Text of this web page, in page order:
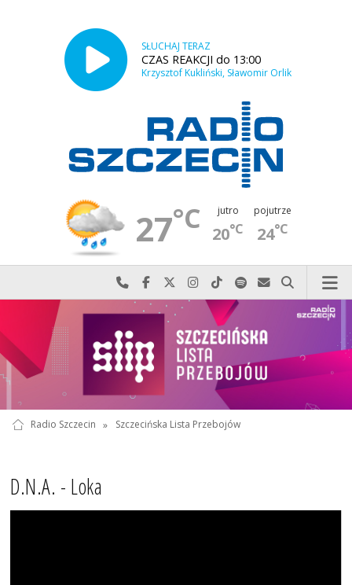
SŁUCHAJ TERAZ
CZAS REAKCJI do 13:00
Krzysztof Kukliński, Sławomir Orlik
27°C jutro
20°C
pojutrze
24°C
Najlepiej po prostu do nas zadzwoń
Odwiedź nas na Facebook-u
Odwiedź nas na X
Odwiedź nas na Instagram-ie
Odwiedź nas na TikTok-u
Szukaj nas na Spotify
Wyślij do nas
Szukaj
Radio Szczecin » Szczecińska Lista Przebojów
D.N.A. - Loka